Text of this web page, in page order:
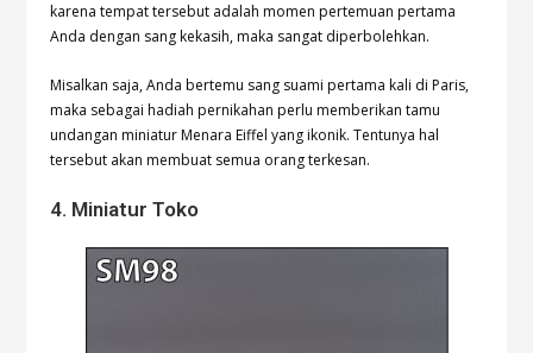
karena tempat tersebut adalah momen pertemuan pertama
Anda dengan sang kekasih, maka sangat diperbolehkan.
Misalkan saja, Anda bertemu sang suami pertama kali di Paris,
maka sebagai hadiah pernikahan perlu memberikan tamu
undangan miniatur Menara Eiffel yang ikonik. Tentunya hal
tersebut akan membuat semua orang terkesan.
4. Miniatur Toko